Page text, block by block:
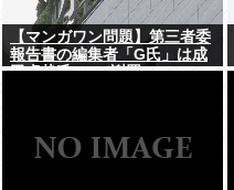
【マンガワン問題】第三者委
報告書の編集者「G氏」は成
田卓哉氏...Xで謝罪